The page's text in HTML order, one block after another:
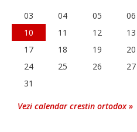
03
04 05 06
10
11 12 13
17
18 19 20
24
25 26 27
31
Vezi calendar crestin ortodox »